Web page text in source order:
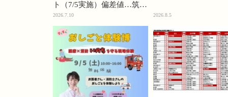
ト（7/5実施）偏差値…筑駒
74・桜蔭70＜PR＞
2026.7.10 2026.8.5